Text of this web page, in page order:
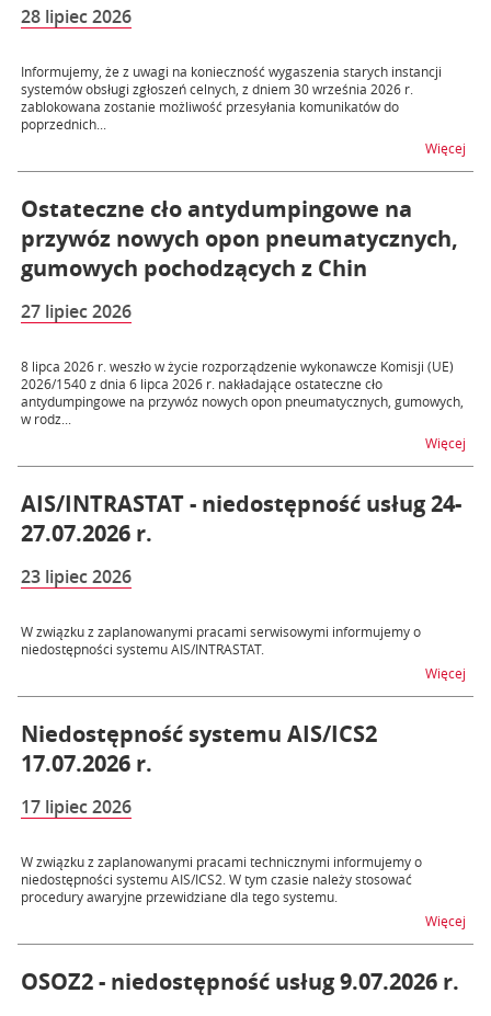
28 lipiec 2026
Informujemy, że z uwagi na konieczność wygaszenia starych instancji
systemów obsługi zgłoszeń celnych, z dniem 30 września 2026 r.
zablokowana zostanie możliwość przesyłania komunikatów do
poprzednich...
Więcej
Ostateczne cło antydumpingowe na
przywóz nowych opon pneumatycznych,
gumowych pochodzących z Chin
27 lipiec 2026
8 lipca 2026 r. weszło w życie rozporządzenie wykonawcze Komisji (UE)
2026/1540 z dnia 6 lipca 2026 r. nakładające ostateczne cło
antydumpingowe na przywóz nowych opon pneumatycznych, gumowych,
w rodz...
Więcej
AIS/INTRASTAT - niedostępność usług 24-
27.07.2026 r.
23 lipiec 2026
W związku z zaplanowanymi pracami serwisowymi informujemy o
niedostępności systemu AIS/INTRASTAT.
Więcej
Niedostępność systemu AIS/ICS2
17.07.2026 r.
17 lipiec 2026
W związku z zaplanowanymi pracami technicznymi informujemy o
niedostępności systemu AIS/ICS2. W tym czasie należy stosować
procedury awaryjne przewidziane dla tego systemu.
Więcej
OSOZ2 - niedostępność usług 9.07.2026 r.